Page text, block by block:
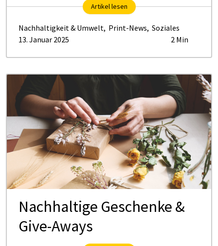
Artikel lesen
Nachhaltigkeit & Umwelt, Print-News, Soziales
13. Januar 2025
2 Min
Nach­hal­ti­ge Ge­schen­ke &
Gi­ve-Aways